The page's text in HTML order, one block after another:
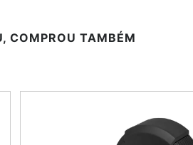
COMPROU TAMBÉM